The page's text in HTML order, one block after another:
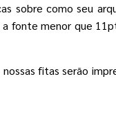
sobre como seu
fonte menor que
fitas serão